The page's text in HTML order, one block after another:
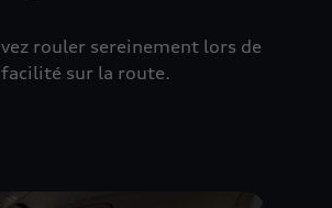
rouler sereinement lors de
sur la route.